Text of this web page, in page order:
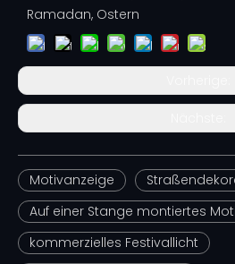
Ramadan, Ostern
Motivanzeige
Auf einer Stange montiertes
kommerzielles Festivallicht